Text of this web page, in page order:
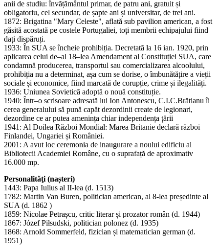
anii de studiu: învățământul primar, de patru ani, gratuit și
obligatoriu, cel secundar, de șapte ani și universitar, de trei ani.
1872: Brigatina "Mary Celeste", aflată sub pavilion american, a fost
găsită acostată pe costele Portugaliei, toți membrii echipajului fiind
dați dispăruți.
1933: În SUA se încheie prohibiția. Decretată la 16 ian. 1920, prin
aplicarea celui de–al 18–lea Amendament al Constituției SUA, care
condamnă producerea, transportul sau comercializarea alcoolului,
prohibiția nu a determinat, așa cum se dorise, o îmbunătățire a vieții
sociale și economice, fiind marcată de corupție, crime și ilegalități.
1936: Uniunea Sovietică adoptă o nouă constituție.
1940: Într–o scrisoare adresată lui Ion Antonescu, C.I.C.Brătianu îi
cerea generalului să pună capăt dezordinii create de legionari,
dezordine ce ar putea amenința chiar independența țării
1941: Al Doilea Război Mondial: Marea Britanie declară război
Finlandei, Ungariei și României.
2001: A avut loc ceremonia de inaugurare a noului edificiu al
Bibliotecii Academiei Române, cu o suprafață de aproximativ
16.000 mp.
Personalităţi (nașteri)
1443: Papa Iulius al II-lea (d. 1513)
1782: Martin Van Buren, politician american, al 8-lea președinte al
SUA (d. 1862 )
1859: Nicolae Petrașcu, critic literar și prozator român (d. 1944)
1867: Józef Piłsudski, politician polonez (d. 1935)
1868: Arnold Sommerfeld, fizician și matematician german (d.
1951)